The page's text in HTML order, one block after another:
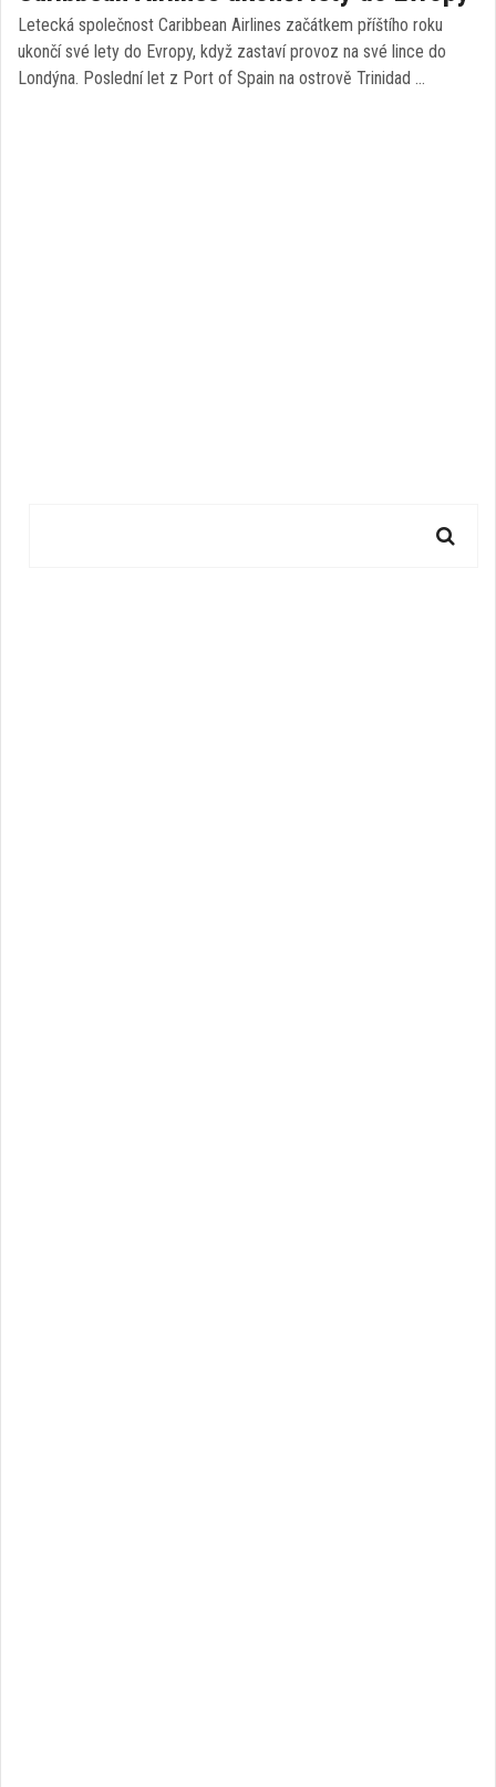
Letecká společnost Caribbean Airlines začátkem příštího roku
ukončí své lety do Evropy, když zastaví provoz na své lince do
Londýna. Poslední let z Port of Spain na ostrově Trinidad …